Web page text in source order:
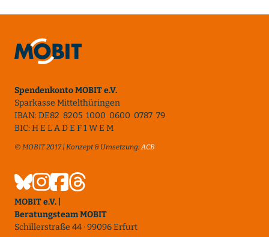
Spendenkonto MOBIT e.V.
Sparkasse Mittelthüringen
IBAN: DE82 8205 1000 0600 0787 79
BIC: H E L A D E F 1 W E M
© MOBIT 2017 | Konzept & Umsetzung:ACB
MOBIT e.V. |
Beratungsteam MOBIT
Schillerstraße 44 · 99096 Erfurt